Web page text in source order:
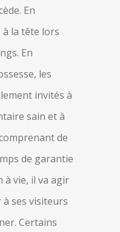
En
la tête lors
En
les
invités à
sain et à
de
de garantie
à vie, il va agir
ses visiteurs
Certains